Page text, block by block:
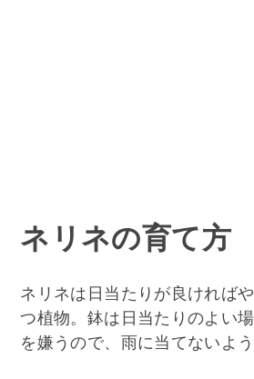
ネリネの育て方
ネリネは日当たりが良ければ
つ植物。鉢は日当たりのよい
を嫌うので、雨に当てないよ